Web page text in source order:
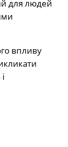
для людей
впливу